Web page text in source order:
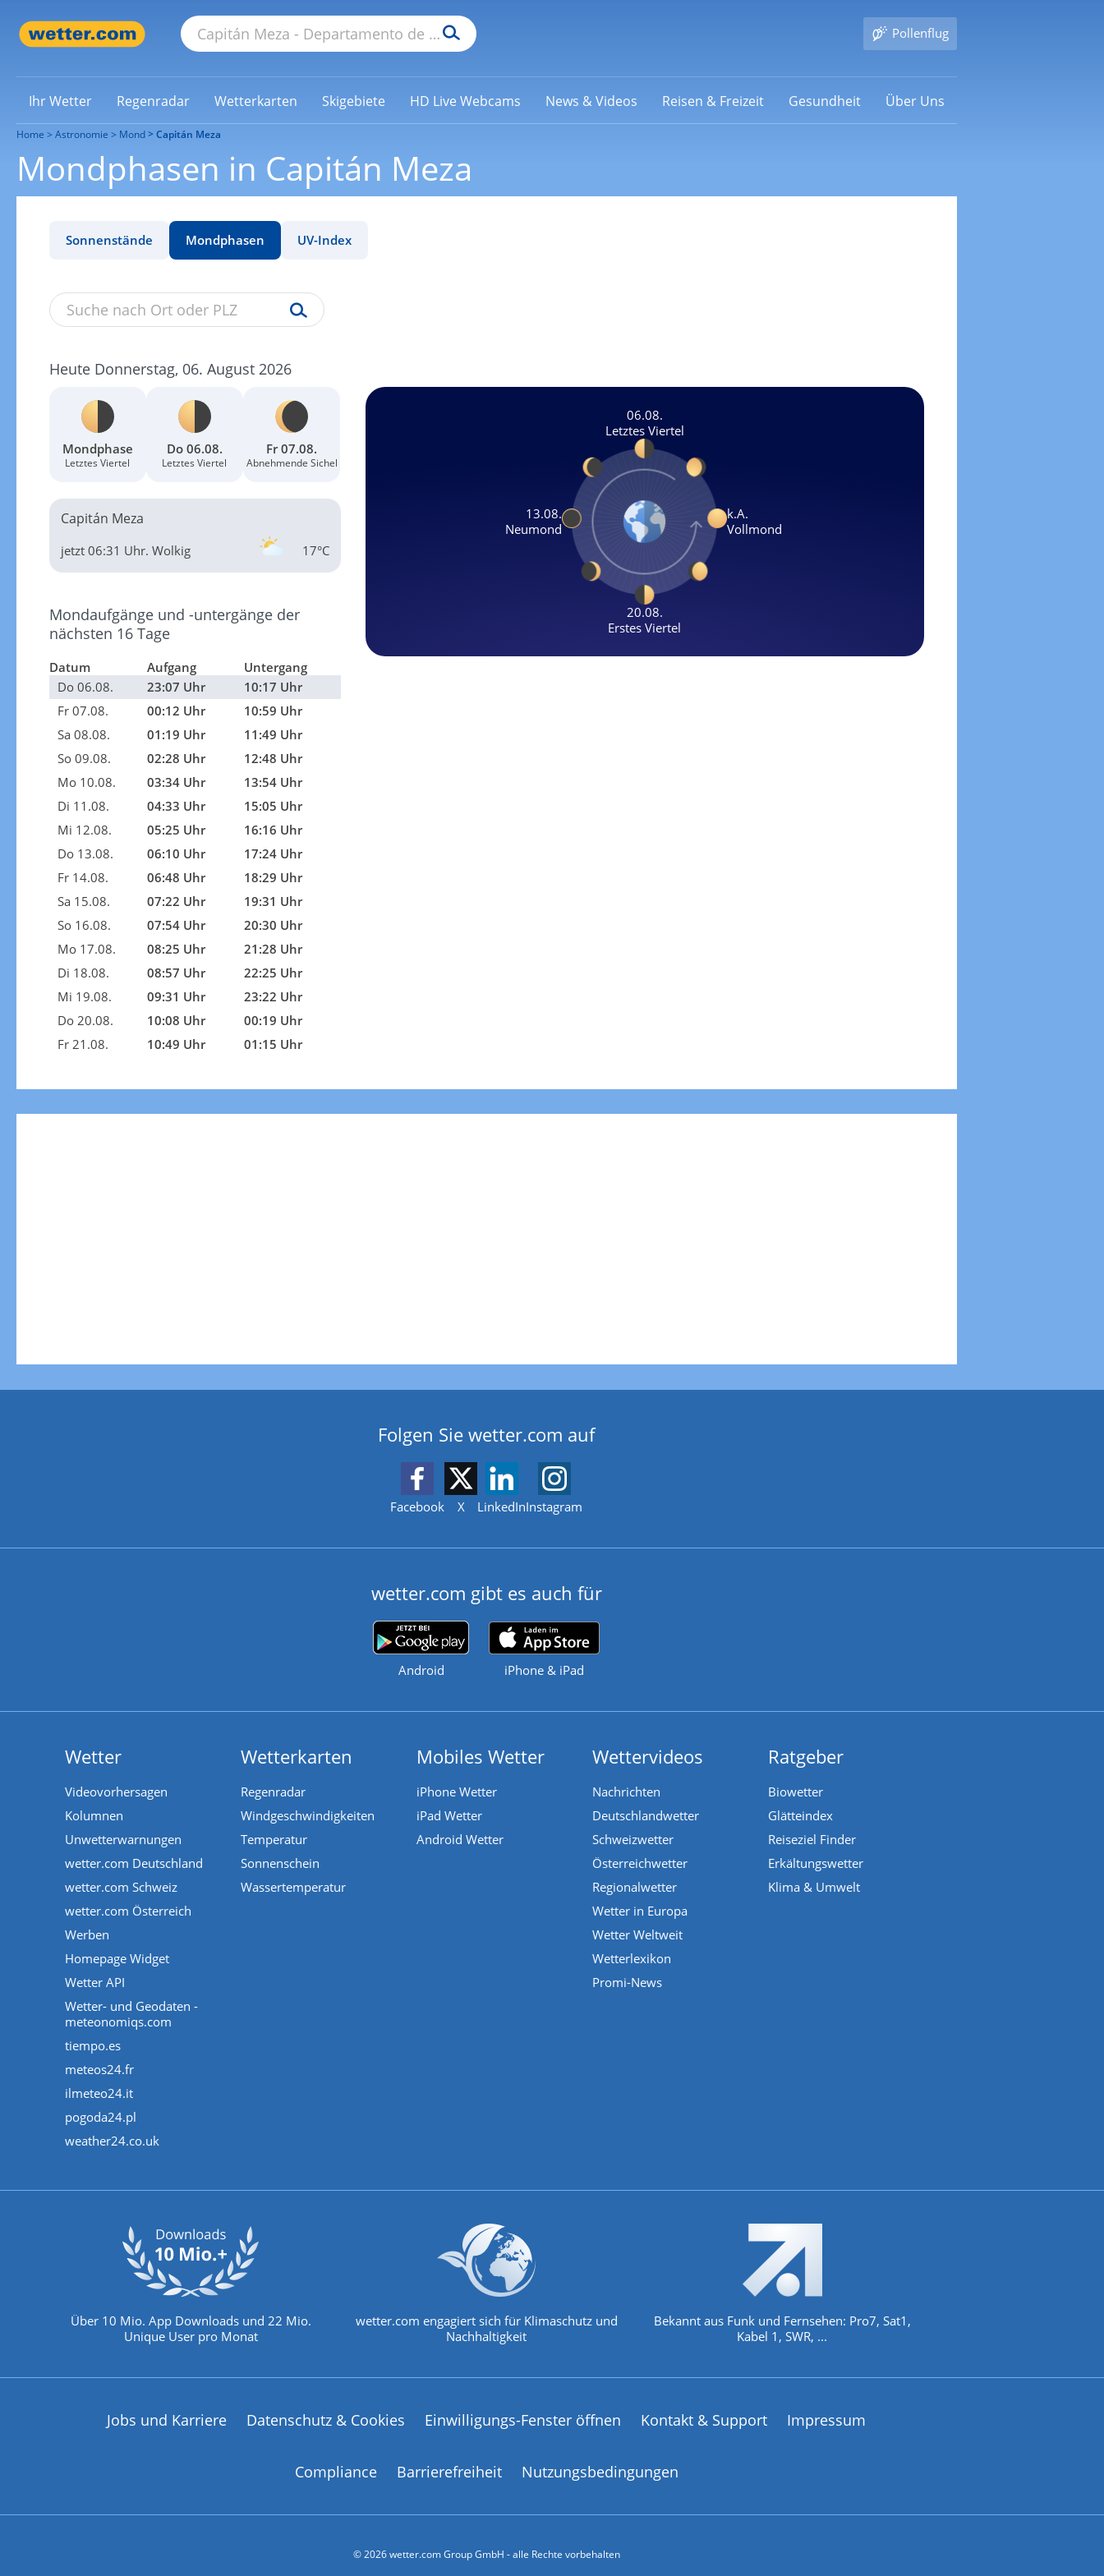
Pollenflug
Ihr Wetter Regenradar Wetterkarten Skigebiete HD Live Webcams News & Videos Reisen & Freizeit Gesundheit Über Uns
Home Astronomie Mond Capitán Meza
Mondphasen in Capitán Meza
Sonnenstände Mondphasen UV-Index
Heute Donnerstag, 06. August 2026
Mondphase
Letztes Viertel
Do 06.08.
Letztes Viertel
Fr 07.08.
Abnehmende Sichel
Capitán Meza
17°C
jetzt 06:31 Uhr. Wolkig
Mondaufgänge und -untergänge der
nächsten 16 Tage
Datum Aufgang
Untergang
Do 06.08.
23:07 Uhr
10:17 Uhr
Fr 07.08.
00:12 Uhr
10:59 Uhr
Sa 08.08.
01:19 Uhr
11:49 Uhr
So 09.08.
02:28 Uhr
12:48 Uhr
Mo 10.08.
03:34 Uhr
13:54 Uhr
Di 11.08.
04:33 Uhr
15:05 Uhr
Mi 12.08.
05:25 Uhr
16:16 Uhr
Do 13.08.
06:10 Uhr
17:24 Uhr
Fr 14.08.
06:48 Uhr
18:29 Uhr
Sa 15.08.
07:22 Uhr
19:31 Uhr
So 16.08.
07:54 Uhr
20:30 Uhr
Mo 17.08.
08:25 Uhr
21:28 Uhr
Di 18.08.
08:57 Uhr
22:25 Uhr
Mi 19.08.
09:31 Uhr
23:22 Uhr
Do 20.08.
10:08 Uhr
00:19 Uhr
Fr 21.08.
10:49 Uhr 01:15 Uhr
06.08.
Letztes Viertel
13.08.
Neumond
k.A.
Vollmond
20.08.
Erstes Viertel
Folgen Sie wetter.com auf
Facebook X LinkedInInstagram
wetter.com gibt es auch für
Android iPhone & iPad
Wetter
Videovorhersagen
Kolumnen
Unwetterwarnungen
wetter.com Deutschland
wetter.com Schweiz
wetter.com Österreich
Werben
Homepage Widget
Wetter API
Wetter- und Geodaten -
meteonomiqs.com
tiempo.es
meteos24.fr
ilmeteo24.it
pogoda24.pl
weather24.co.uk
Wetterkarten
Regenradar
Windgeschwindigkeiten
Temperatur
Sonnenschein
Wassertemperatur
Mobiles Wetter
iPhone Wetter
iPad Wetter
Android Wetter
Wettervideos
Nachrichten
Deutschlandwetter
Schweizwetter
Österreichwetter
Regionalwetter
Wetter in Europa
Wetter Weltweit
Wetterlexikon
Promi-News
Ratgeber
Biowetter
Glätteindex
Reiseziel Finder
Erkältungswetter
Klima & Umwelt
Über 10 Mio. App Downloads und 22 Mio.
Unique User pro Monat
wetter.com engagiert sich für Klimaschutz und
Nachhaltigkeit
Bekannt aus Funk und Fernsehen: Pro7, Sat1,
Kabel 1, SWR, ...
Jobs und Karriere Datenschutz & Cookies Einwilligungs-Fenster öffnen Kontakt & Support Impressum
Compliance Barrierefreiheit Nutzungsbedingungen
© 2026 wetter.com Group GmbH - alle Rechte vorbehalten